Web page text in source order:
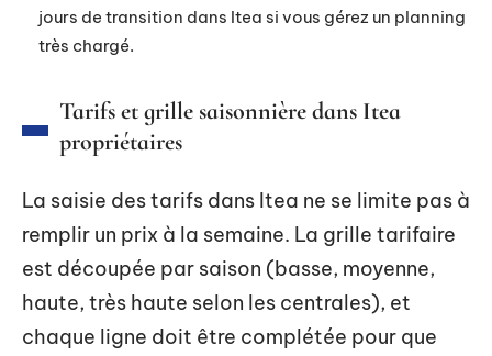
jours de transition dans Itea si vous gérez un planning
très chargé.
Tarifs et grille saisonnière dans Itea
propriétaires
La saisie des tarifs dans Itea ne se limite pas à
remplir un prix à la semaine. La grille tarifaire
est découpée par saison (basse, moyenne,
haute, très haute selon les centrales), et
chaque ligne doit être complétée pour que